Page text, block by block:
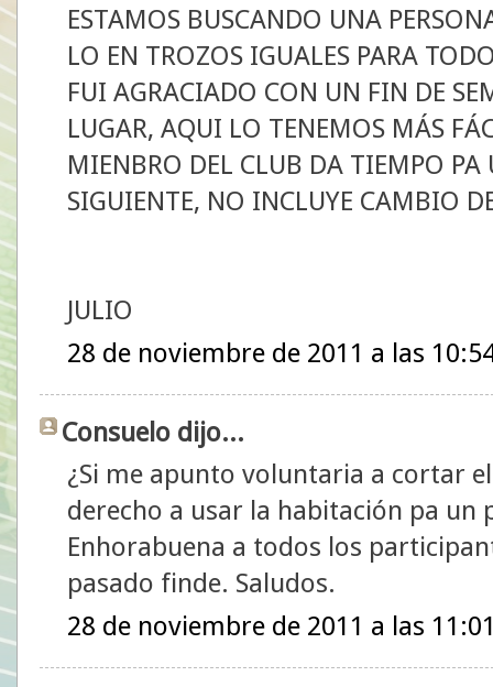
ESTAMOS BUSCANDO UNA
LO EN TROZOS IGUALES PARA
FUI AGRACIADO CON UN FIN DE
LUGAR, AQUI LO TENEMOS MÁS
MIENBRO DEL CLUB DA TIEMPO PA
SIGUIENTE, NO INCLUYE CAMBIO
JULIO
28 de noviembre de 2011 a las
Consuelo dijo...
¿Si me apunto voluntaria a cortar
derecho a usar la habitación pa un
Enhorabuena a todos los
pasado finde. Saludos.
28 de noviembre de 2011 a las